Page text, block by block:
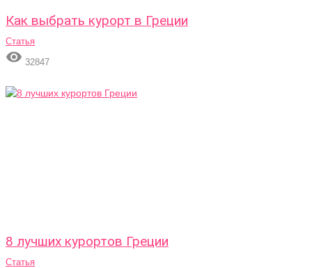
Как выбрать курорт в Греции
Статья
 32847
8 лучших курортов Греции
Статья